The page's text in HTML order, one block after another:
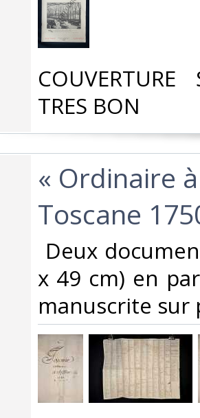
TRES BON‎
‎« Ordinaire
Toscane
Deux
x 49 cm) en
manuscrite sur